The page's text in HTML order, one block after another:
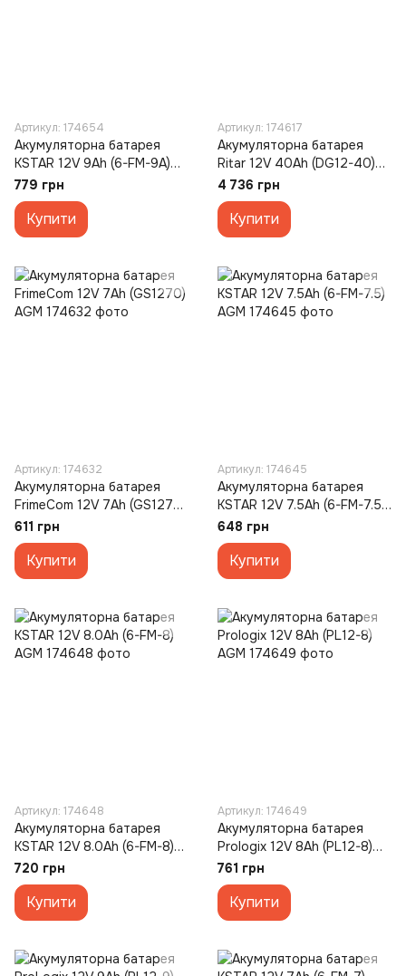
Артикул: 174654
Акумуляторна батарея
KSTAR 12V 9Ah (6-FM-9A)
AGM
779 грн
Купити
Артикул: 174617
Акумуляторна батарея
Ritar 12V 40Ah (DG12-40)
AGM
4 736 грн
Купити
Артикул: 174632
Акумуляторна батарея
FrimeCom 12V 7Ah (GS1270)
AGM
611 грн
Купити
Артикул: 174645
Акумуляторна батарея
KSTAR 12V 7.5Ah (6-FM-7.5)
AGM
648 грн
Купити
Артикул: 174648
Акумуляторна батарея
KSTAR 12V 8.0Ah (6-FM-8)
AGM
720 грн
Купити
Артикул: 174649
Акумуляторна батарея
Prologix 12V 8Ah (PL12-8)
AGM
761 грн
Купити